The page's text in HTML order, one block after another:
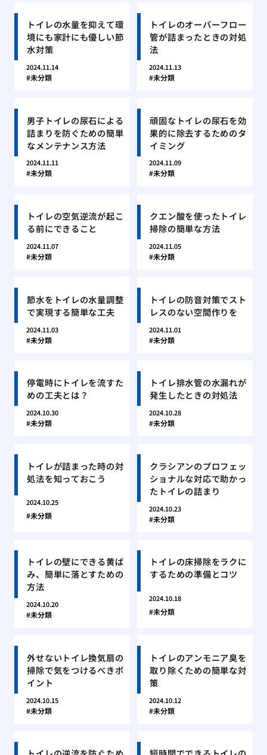
トイレの水量を抑えて環
境にも家計にも優しい節
水対策
2024.11.14
未分類
トイレのオーバーフロー
管が詰まったときの対処
法
2024.11.13
未分類
男子トイレの尿石による
詰まりを防ぐための簡単
なメンテナンス方法
2024.11.11
未分類
頑固なトイレの尿石を効
果的に除去するためのタ
イミング
2024.11.09
未分類
トイレの空気逆流が起こ
る前にできること
2024.11.07
未分類
クエン酸を使ったトイレ
掃除の簡単な方法
2024.11.05
未分類
節水をトイレの水量調整
で実現する簡単な工夫
2024.11.03
未分類
トイレの防音対策でスト
レスのない空間作りを
2024.11.01
未分類
停電時にトイレを流すた
めの工夫とは？
2024.10.30
未分類
トイレ排水管の水漏れが
発生したときの対処法
2024.10.28
未分類
トイレが詰まった時の対
処法を知っておこう
2024.10.25
未分類
クラシアンのプロフェッ
ショナルな対応で助かっ
たトイレの詰まり
2024.10.23
未分類
トイレの壁にできる黄ば
み、簡単に落とすための
方法
2024.10.20
未分類
トイレの床掃除をラクに
するための準備とコツ
2024.10.18
未分類
外せないトイレ換気扇の
掃除で気をつけるべきポ
イント
2024.10.15
未分類
トイレのアンモニア臭を
取り除くための簡単な対
策
2024.10.12
未分類